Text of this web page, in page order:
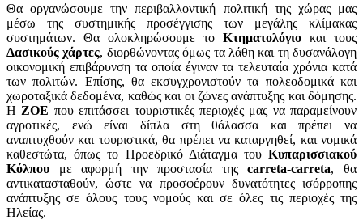
Θα οργανώσουμε την περιβαλλοντική πολιτική της χώρας μας
μέσω της συστημικής προσέγγισης των μεγάλης κλίμακας
συστημάτων. Θα ολοκληρώσουμε το Κτηματολόγιο και τους
Δασικούς χάρτες, διορθώνοντας όμως τα λάθη και τη δυσανάλογη
οικονομική επιβάρυνση τα οποία έγιναν τα τελευταία χρόνια κατά
των πολιτών. Επίσης, θα εκσυγχρονιστούν τα πολεοδομικά και
χωροταξικά δεδομένα, καθώς και οι ζώνες ανάπτυξης και δόμησης.
Η ΖΟΕ που επιτάσσει τουριστικές περιοχές μας να παραμείνουν
αγροτικές, ενώ είναι δίπλα στη θάλασσα και πρέπει να
αναπτυχθούν και τουριστικά, θα πρέπει να καταργηθεί, και νομικά
καθεστώτα, όπως το Προεδρικό Διάταγμα του Κυπαρισσιακού
Κόλπου με αφορμή την προστασία τηςcarreta-carreta, θα
αντικατασταθούν, ώστε να προσφέρουν δυνατότητες ισόρροπης
ανάπτυξης σε όλους τους νομούς και σε όλες τις περιοχές της
Ηλείας.